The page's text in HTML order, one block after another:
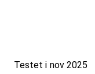
Testet i nov 2025